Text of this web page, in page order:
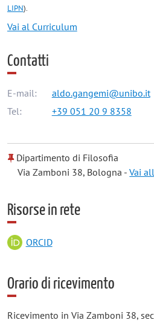
LIPN).
Vai al Curriculum
Contatti
E-mail:
aldo.gangemi@unibo.it
Tel:
+39 051 20 9 8358
Dipartimento di Filosofia
Via Zamboni 38, Bologna -Vai
Risorse in rete
ORCID
Orario di ricevimento
Ricevimento in Via Zamboni 38,